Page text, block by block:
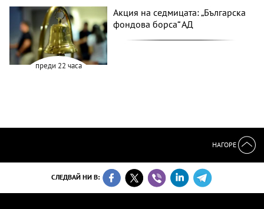
преди 22 часа
Акция на седмицата: „Българска
фондова борса“ АД
НАГОРЕ
СЛЕДВАЙ НИ В: